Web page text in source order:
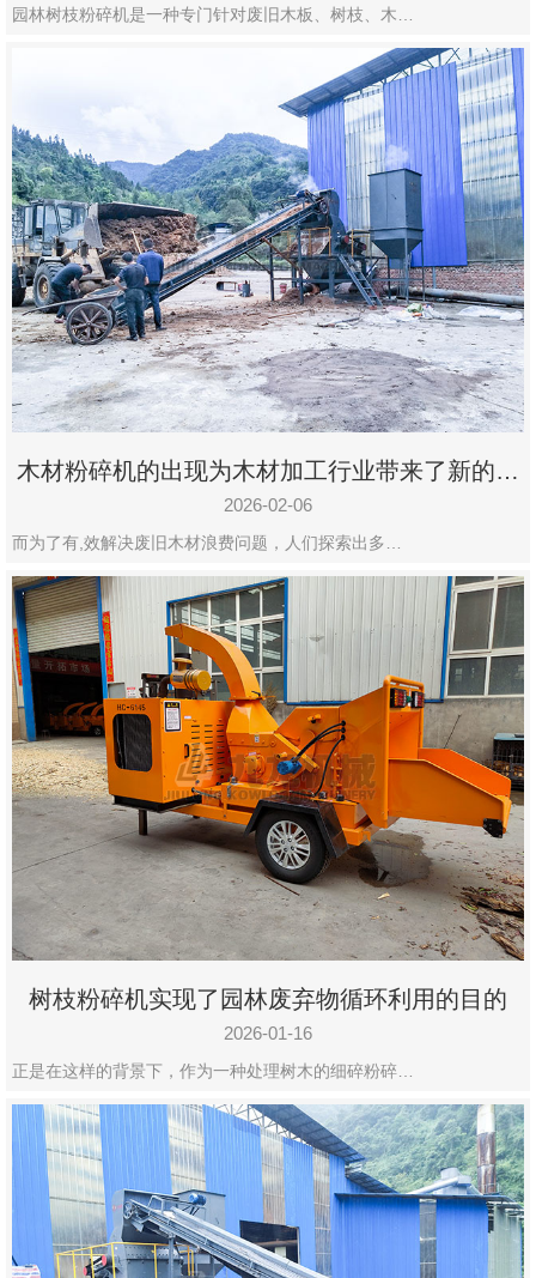
园林树枝粉碎机是一种专门针对废旧木板、树枝、木…
木材粉碎机的出现为木材加工行业带来了新的变
化
2026-02-06
而为了有,效解决废旧木材浪费问题，人们探索出多…
树枝粉碎机实现了园林废弃物循环利用的目的
2026-01-16
正是在这样的背景下，作为一种处理树木的细碎粉碎…